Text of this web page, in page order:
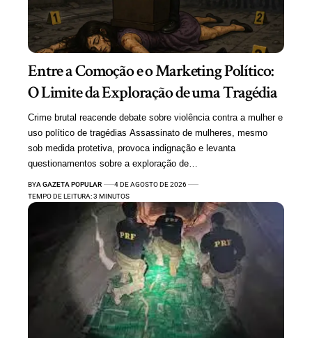
Entre a Comoção e o Marketing Político:
O Limite da Exploração de uma Tragédia
Crime brutal reacende debate sobre violência contra a mulher e
uso político de tragédias Assassinato de mulheres, mesmo
sob medida protetiva, provoca indignação e levanta
questionamentos sobre a exploração de…
BYA GAZETA POPULAR
4 DE AGOSTO DE 2026
TEMPO DE LEITURA: 3 MINUTOS